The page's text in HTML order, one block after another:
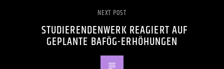
NEXT POST
STUDIERENDENWERK REAGIERT AUF
GEPLANTE BAFÖG-ERHÖHUNGEN